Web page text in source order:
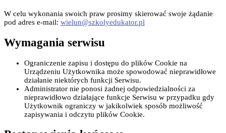
W celu wykonania swoich praw prosimy skierować swoje żądanie
pod adres e-mail: wielun@szkolyedukator.pl
Wymagania serwisu
Ograniczenie zapisu i dostępu do plików Cookie na
Urządzeniu Użytkownika może spowodować nieprawidłowe
działanie niektórych funkcji Serwisu.
Administrator nie ponosi żadnej odpowiedzialności za
nieprawidłowo działające funkcje Serwisu w przypadku gdy
Użytkownik ograniczy w jakikolwiek sposób możliwość
zapisywania i odczytu plików Cookie.